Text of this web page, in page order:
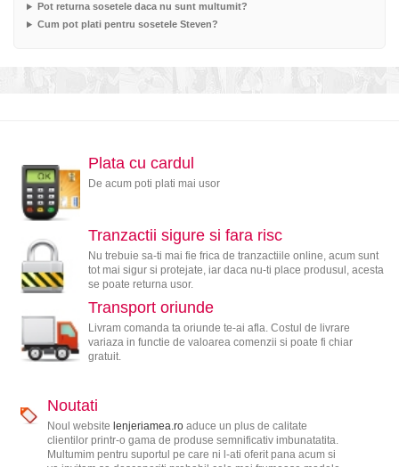
Pot returna sosetele daca nu sunt multumit?
Cum pot plati pentru sosetele Steven?
Plata cu cardul
De acum poti plati mai usor
Tranzactii sigure si fara risc
Nu trebuie sa-ti mai fie frica de tranzactiile online, acum sunt
tot mai sigur si protejate, iar daca nu-ti place produsul, acesta
se poate returna usor.
Transport oriunde
Livram comanda ta oriunde te-ai afla. Costul de livrare
variaza in functie de valoarea comenzii si poate fi chiar
gratuit.
Noutati
Noul website lenjeriamea.roaduce un plus de calitate
clientilor printr-o gama de produse semnificativ imbunatatita.
Multumim pentru suportul pe care ni l-ati oferit pana acum si